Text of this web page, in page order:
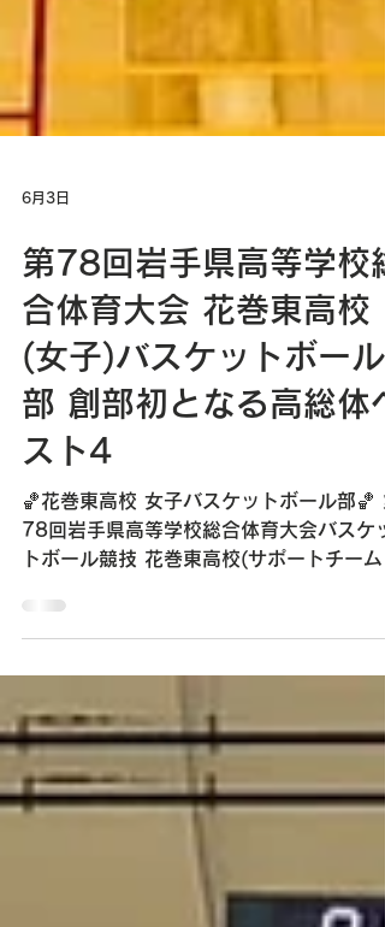
6月3日
第78回岩手県高等学校
合体育大会 花巻東高校
(女子)バスケットボール
部 創部初となる高総体
スト4
🏀花巻東高校 女子バスケットボール部🏀
78回岩手県高等学校総合体育大会バスケッ
快挙を成し遂げました！ 準々決勝ではシー
ド校/水沢高校を71-65で破り、創部初の
スト4入りを達成。 その後の準決勝でも最
後まで全力で戦い抜きました。 第3位とい
ボール部の今後の活躍に期待しています。
創部初の快挙、本当におめでとうございま